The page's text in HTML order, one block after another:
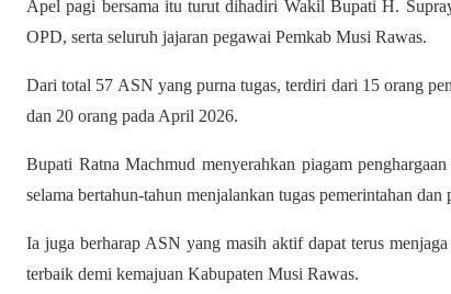
Apel pagi bersama itu turut dihadiri Wakil Bupati H.
OPD, serta seluruh jajaran pegawai Pemkab Musi Rawas.
Dari total 57 ASN yang purna tugas, terdiri dari 15 orang
dan 20 orang pada April 2026.
Bupati Ratna Machmud menyerahkan piagam
selama bertahun-tahun menjalankan tugas pemerintahan dan
Ia juga berharap ASN yang masih aktif dapat terus
terbaik demi kemajuan Kabupaten Musi Rawas.